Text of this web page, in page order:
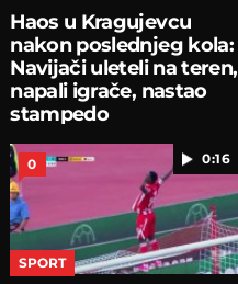
Haos u Kragujevcu
nakon poslednjeg kola:
Navijači uleteli na teren,
napali igrače, nastao
stampedo
0:16
0
SPORT